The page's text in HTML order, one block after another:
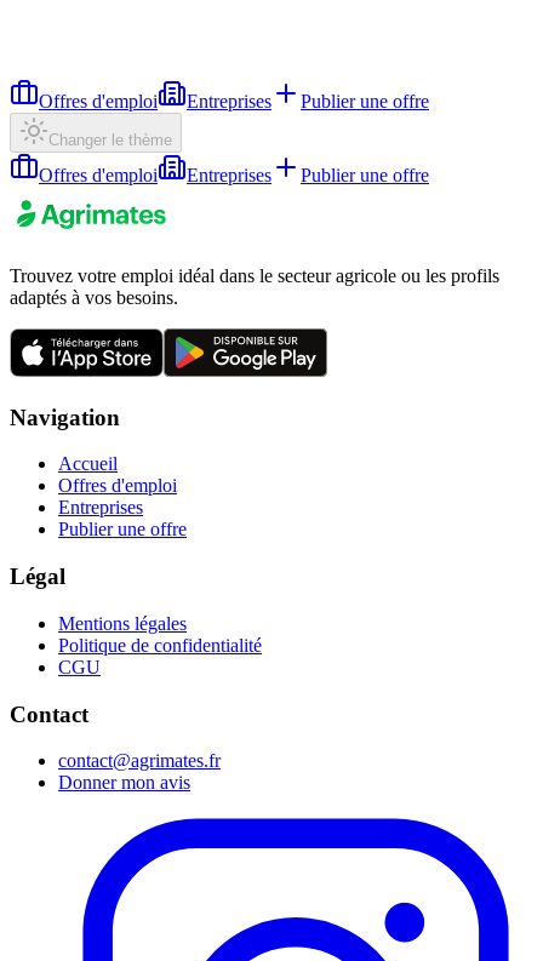
Offres d'emploi Entreprises Publier une offre
Changer le thème
Offres d'emploi Entreprises Publier une offre
Trouvez votre emploi idéal dans le secteur agricole ou les profils
adaptés à vos besoins.
Navigation
Accueil
Offres d'emploi
Entreprises
Publier une offre
Légal
Mentions légales
Politique de confidentialité
CGU
Contact
contact@agrimates.fr
Donner mon avis